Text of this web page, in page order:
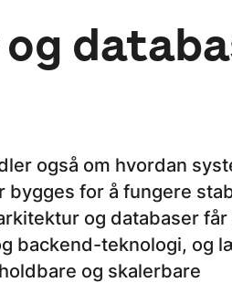
også om hvordan
bygges for å fungere
og databaser får
backend-teknologi, og
og skalerbare